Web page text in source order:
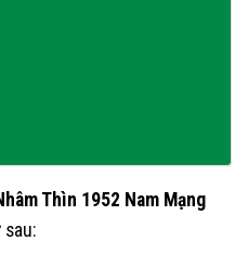
Thìn 1952 Nam Mạng